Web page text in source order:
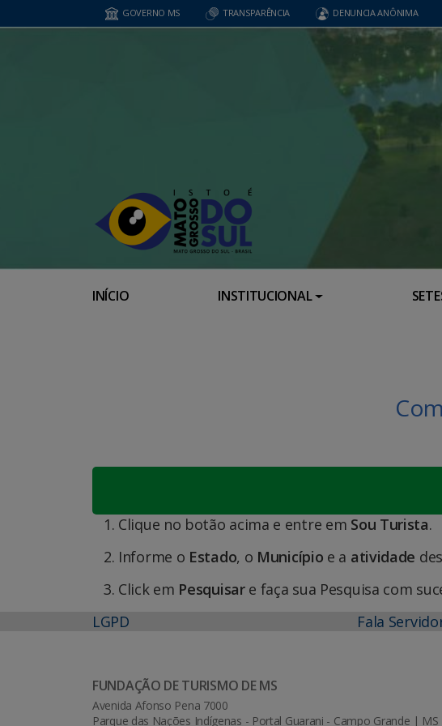
GOVERNO MS TRANSPARÊNCIA DENUNCIA ANÔNIMA
INÍCIO INSTITUCIONAL
Clique no botão acima e entre em Sou Turista.
Informe o Estado, o Município e a atividade
Click em Pesquisar e faça sua Pesquisa com
LGPD
Fala
FUNDAÇÃO DE TURISMO DE MS
Avenida Afonso Pena 7000
Parque das Nações Indígenas - Portal Guarani - Campo Grande | MS